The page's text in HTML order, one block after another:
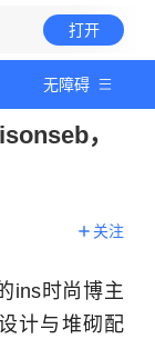
打开
无障碍
，
关注
ins时尚博主
计与堆砌配